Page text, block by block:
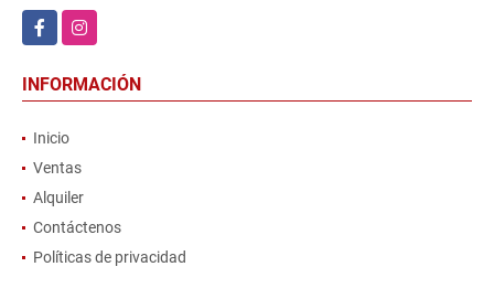
FacebookInstagram
INFORMACIÓN
Inicio
Ventas
Alquiler
Contáctenos
Políticas de privacidad